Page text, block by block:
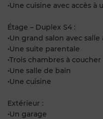
•Une cuisine avec accès à
Étage – Duplex S4 :
•Un grand salon avec
•Une suite parentale
•Trois chambres à coucher
•Une salle de bain
•Une cuisine
Extérieur :
•Un garage